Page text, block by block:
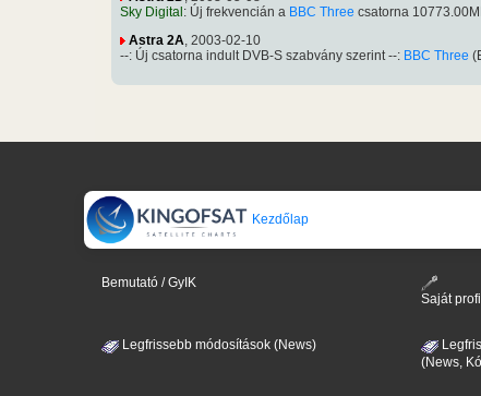
Sky Digital: Új frekvencián a BBC Three csatorna
Astra 2A , 2003-02-10
--: Új csatorna indult DVB-S szabvány szerint --: BBC Three
Kezdőlap
Bemutató / GyIK
Saját
Legfrissebb módosítások (News)
(News,